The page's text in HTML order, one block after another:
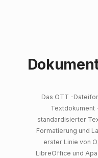
Das OTT -
Textdokument
standardisierter
Formatierung und
erster Linie von
LibreOffice und